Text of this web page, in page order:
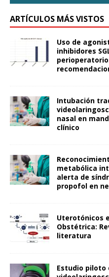
ARTÍCULOS MÁS VISTOS
Uso de
inhibidores
Intubación
nasal en
clínico
metabólica
alerta de
propofol en
Uterotónicos
Obstétrica:
literatura
Estudio piloto